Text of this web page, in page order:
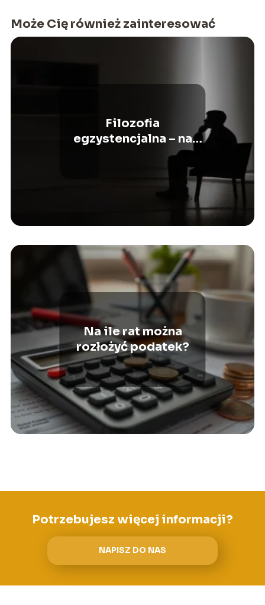
Może Cię również zainteresować
Filozofia
egzystencjalna – na
czym polega?
Na ile rat można
rozłożyć podatek?
Potrzebujesz więcej informacji?
NAPISZ DO NAS